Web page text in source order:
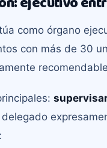
como órgano
con más de 30